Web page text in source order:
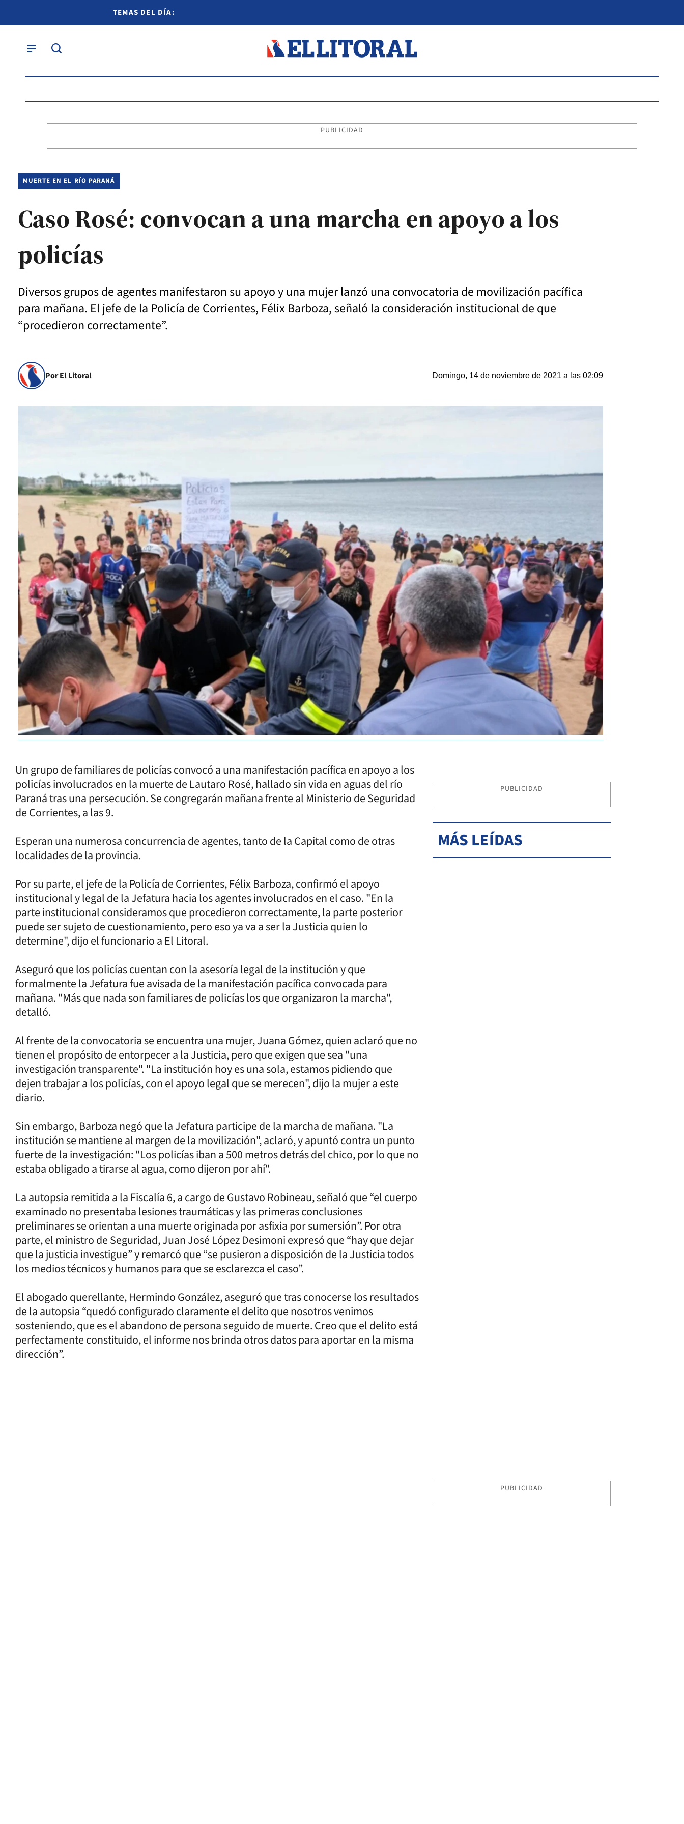
TEMAS DEL DÍA:
PUBLICIDAD
MUERTE EN EL RÍO PARANÁ
Caso Rosé: convocan a una marcha en apoyo a los
policías
Diversos grupos de agentes manifestaron su apoyo y una mujer lanzó una convocatoria de movilización pacífica
para mañana. El jefe de la Policía de Corrientes, Félix Barboza, señaló la consideración institucional de que
“procedieron correctamente”.
Por El Litoral Domingo, 14 de noviembre de 2021 a las 02:09
Un grupo de familiares de policías convocó a una manifestación pacífica en apoyo a los
policías involucrados en la muerte de Lautaro Rosé, hallado sin vida en aguas del río
Paraná tras una persecución. Se congregarán mañana frente al Ministerio de Seguridad
de Corrientes, a las 9.
Esperan una numerosa concurrencia de agentes, tanto de la Capital como de otras
localidades de la provincia.
Por su parte, el jefe de la Policía de Corrientes, Félix Barboza, confirmó el apoyo
institucional y legal de la Jefatura hacia los agentes involucrados en el caso. "En la
parte institucional consideramos que procedieron correctamente, la parte posterior
puede ser sujeto de cuestionamiento, pero eso ya va a ser la Justicia quien lo
determine", dijo el funcionario a El Litoral.
Aseguró que los policías cuentan con la asesoría legal de la institución y que
formalmente la Jefatura fue avisada de la manifestación pacífica convocada para
mañana. "Más que nada son familiares de policías los que organizaron la marcha",
detalló.
Al frente de la convocatoria se encuentra una mujer, Juana Gómez, quien aclaró que no
tienen el propósito de entorpecer a la Justicia, pero que exigen que sea "una
investigación transparente". "La institución hoy es una sola, estamos pidiendo que
dejen trabajar a los policías, con el apoyo legal que se merecen", dijo la mujer a este
diario.
Sin embargo, Barboza negó que la Jefatura participe de la marcha de mañana. "La
institución se mantiene al margen de la movilización", aclaró, y apuntó contra un punto
fuerte de la investigación: "Los policías iban a 500 metros detrás del chico, por lo que no
estaba obligado a tirarse al agua, como dijeron por ahí".
La autopsia remitida a la Fiscalía 6, a cargo de Gustavo Robineau, señaló que “el cuerpo
examinado no presentaba lesiones traumáticas y las primeras conclusiones
preliminares se orientan a una muerte originada por asfixia por sumersión”. Por otra
parte, el ministro de Seguridad, Juan José López Desimoni expresó que “hay que dejar
que la justicia investigue” y remarcó que “se pusieron a disposición de la Justicia todos
los medios técnicos y humanos para que se esclarezca el caso”.
El abogado querellante, Hermindo González, aseguró que tras conocerse los resultados
de la autopsia “quedó configurado claramente el delito que nosotros venimos
sosteniendo, que es el abandono de persona seguido de muerte. Creo que el delito está
perfectamente constituido, el informe nos brinda otros datos para aportar en la misma
dirección”.
PUBLICIDAD
MÁS LEÍDAS
PUBLICIDAD